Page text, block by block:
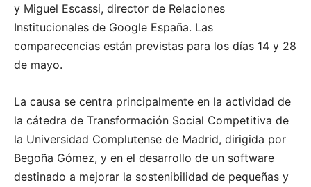
y Miguel Escassi, director de Relaciones
Institucionales de Google España. Las
comparecencias están previstas para los días 14 y 28
de mayo.
La causa se centra principalmente en la actividad de
la cátedra de Transformación Social Competitiva de
la Universidad Complutense de Madrid, dirigida por
Begoña Gómez, y en el desarrollo de un software
destinado a mejorar la sostenibilidad de pequeñas y